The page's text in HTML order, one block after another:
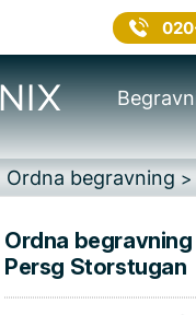
Ordna begravning >
Ordna begravning
Persg Storstugan